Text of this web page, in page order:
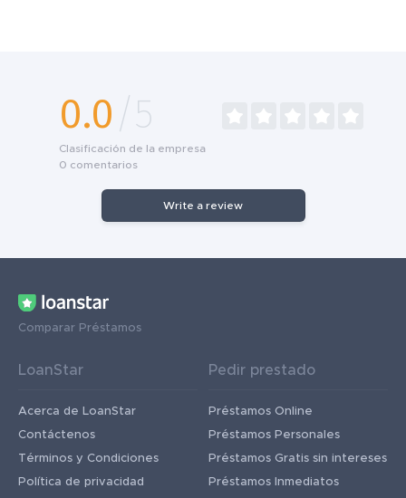
0.0/5
Clasificación de la empresa
0 comentarios
Write a review
Comparar Préstamos
LoanStar
Acerca de LoanStar
Contáctenos
Términos y Condiciones
Política de privacidad
Pedir prestado
Préstamos Online
Préstamos Personales
Préstamos Gratis sin intereses
Préstamos Inmediatos